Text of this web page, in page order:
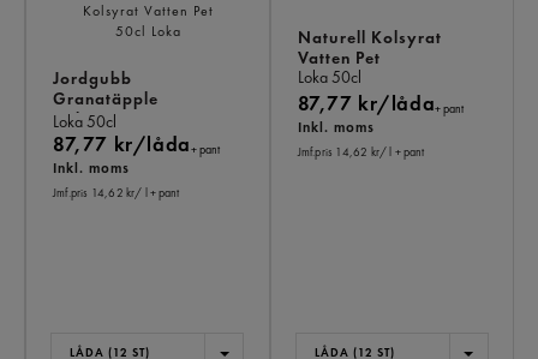
Jordgubb
Granatäpple
Kolsyrat Vatten Pet
Loka50cl
87,77 kr/låda+ pant
Inkl. moms
Jmf.pris 14,62 kr/ l+ pant
LÅDA (12 ST)
Naturell Kolsyrat
Vatten Pet
Loka50cl
87,77 kr/låda+ pant
Inkl. moms
Jmf.pris 14,62 kr/ l + pant
LÅDA (12 ST)